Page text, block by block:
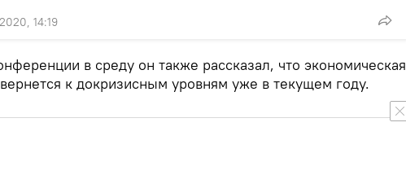
14:19
в среду он также рассказал, что экономическая
вернется к докризисным уровням уже в текущем году.